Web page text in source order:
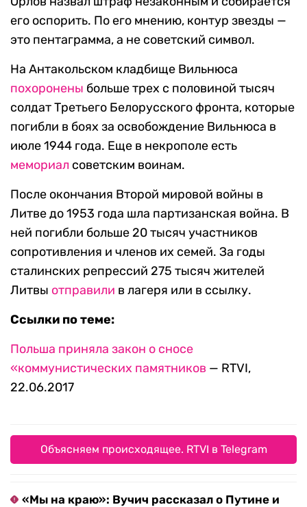
его оспорить. По его мнению, контур звезды —
это пентаграмма, а не советский символ.
На Антакольском кладбище Вильнюса
похоронены больше трех с половиной тысяч
солдат Третьего Белорусского фронта, которые
погибли в боях за освобождение Вильнюса в
июле 1944 года. Еще в некрополе есть
мемориал советским воинам.
После окончания Второй мировой войны в
Литве до 1953 года шла партизанская война. В
ней погибли больше 20 тысяч участников
сопротивления и членов их семей. За годы
сталинских репрессий 275 тысяч жителей
Литвы отправили в лагеря или в ссылку.
Ссылки по теме:
Польша приняла закон о сносе
«коммунистических памятников — RTVI,
22.06.2017
Объясняем происходящее. RTVI в Telegram
«Мы на краю»: Вучич рассказал о Путине и